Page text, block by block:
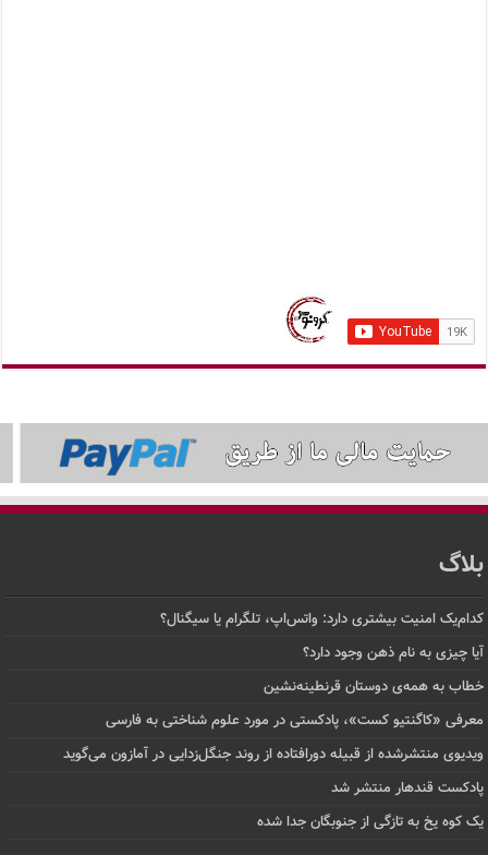
بلاگ
کدام‌یک امنیت بیشتری دارد: واتس‌اپ، تلگرام یا سیگنال؟
آیا چیزی به نام ذهن وجود دارد؟
خطاب به همه‌ی دوستان قرنطینه‌نشین
معرفی «کاگنتیو کست»، پادکستی در مورد علوم شناختی به فارسی
ویدیوی منتشرشده از قبیله دورافتاده‌ از روند جنگل‌زدایی در آمازون می‌گوید
پادکست قندهار منتشر شد
یک کوه یخ به تازگی از جنوبگان جدا شده